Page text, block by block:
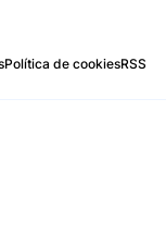
Política de cookiesRSS